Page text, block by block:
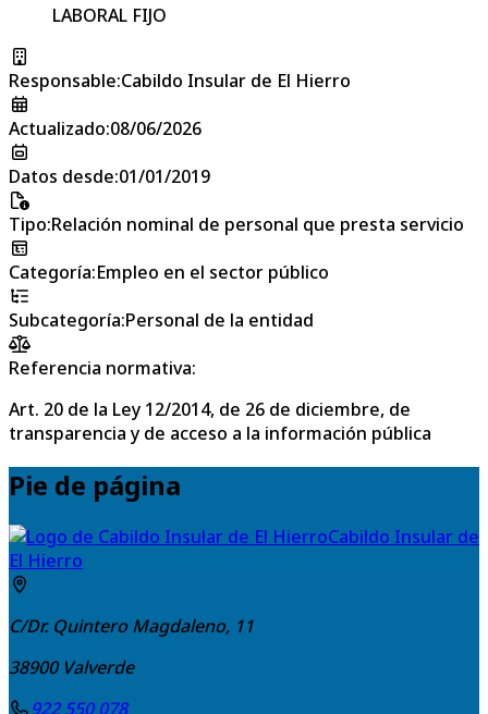
LABORAL FIJO
Responsable:Cabildo Insular de El Hierro
Actualizado:08/06/2026
Datos desde:01/01/2019
Tipo:Relación nominal de personal que presta servicio
Categoría:Empleo en el sector público
Subcategoría:Personal de la entidad
Referencia normativa:
Art. 20 de la Ley 12/2014, de 26 de diciembre, de
transparencia y de acceso a la información pública
Pie de página
Cabildo Insular de
El Hierro
C/Dr. Quintero Magdaleno, 11
38900 Valverde
922 550 078